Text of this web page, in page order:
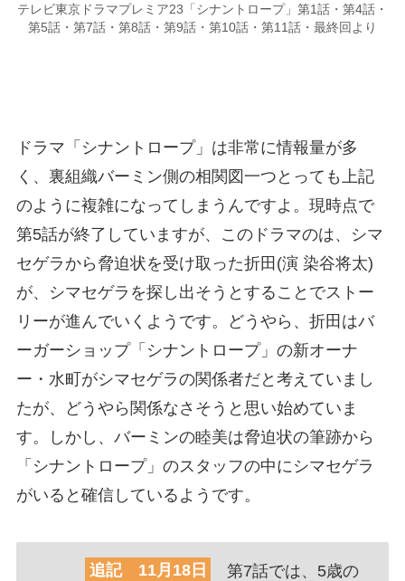
テレビ東京ドラマプレミア23「シナントロープ」第1話・第4話・
第5話・第7話・第8話・第9話・第10話・第11話・最終回より
ドラマ「シナントロープ」は非常に情報量が多
く、裏組織バーミン側の相関図一つとっても上記
のように複雑になってしまうんですよ。現時点で
第5話が終了していますが、このドラマのは、シマ
セゲラから脅迫状を受け取った折田(演 染谷将太)
が、シマセゲラを探し出そうとすることでストー
リーが進んでいくようです。どうやら、折田はバ
ーガーショップ「シナントロープ」の新オーナ
ー・水町がシマセゲラの関係者だと考えていまし
たが、どうやら関係なさそうと思い始めていま
す。しかし、バーミンの睦美は脅迫状の筆跡から
「シナントロープ」のスタッフの中にシマセゲラ
がいると確信しているようです。
追記 11月18日
第7話では、5歳の